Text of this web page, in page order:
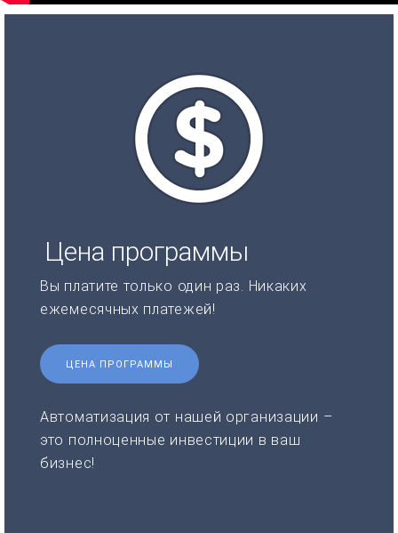
Цена программы
Вы платите только один раз. Никаких
ежемесячных платежей!
ЦЕНА ПРОГРАММЫ
Автоматизация от нашей организации –
это полноценные инвестиции в ваш
бизнес!